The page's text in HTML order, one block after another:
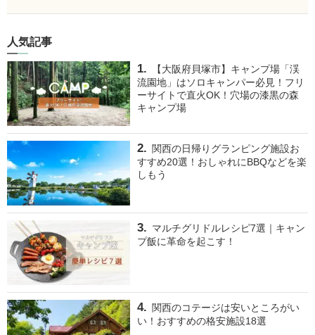
人気記事
【大阪府貝塚市】キャンプ場「渓
流園地」はソロキャンパー必見！フリ
ーサイトで直火OK！穴場の漆黒の森
キャンプ場
関西の日帰りグランピング施設お
すすめ20選！おしゃれにBBQなどを楽
しもう
マルチグリドルレシピ7選｜キャン
プ飯に革命を起こす！
関西のコテージは安いところがい
い！おすすめの格安施設18選